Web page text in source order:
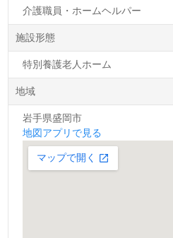
介護職員・ホームヘルパー
施設形態
特別養護老人ホーム
地域
岩手県盛岡市
地図アプリで見る